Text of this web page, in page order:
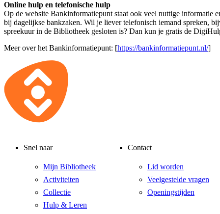
Online hulp en telefonische hulp
Op de website Bankinformatiepunt staat ook veel nuttige informatie
bij dagelijkse bankzaken. Wil je liever telefonisch iemand spreken,
spreekuur in de Bibliotheek gesloten is? Dan kun je gratis de
Meer over het Bankinformatiepunt: [https://bankinformatiepunt.nl/]
Snel naar
Mijn Bibliotheek
Activiteiten
Collectie
Hulp & Leren
Contact
Lid worden
Veelgestelde vragen
Openingstijden